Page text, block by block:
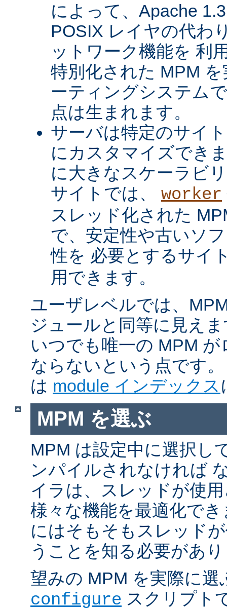
によって、Apache
POSIX レイヤの代わ
ットワーク機能を 利
特別化された MPM
ーティングシステム
点は生まれます。
サーバは特定のサイ
にカスタマイズでき
に大きなスケーラビ
サイトでは、 worker
スレッド化された
で、安定性や古いソ
性を 必要とするサイ
用できます。
ユーザレベルでは、
ジュールと同等に見え
いつでも唯一の MPM
ならないという点です
は module インデックス
MPM を選ぶ
MPM は設定中に選択し
ンパイルされなければ
イラは、スレッドが使
様々な機能を最適化で
にはそもそもスレッド
うことを知る必要があ
望みの MPM を実際に選
configure スクリプト